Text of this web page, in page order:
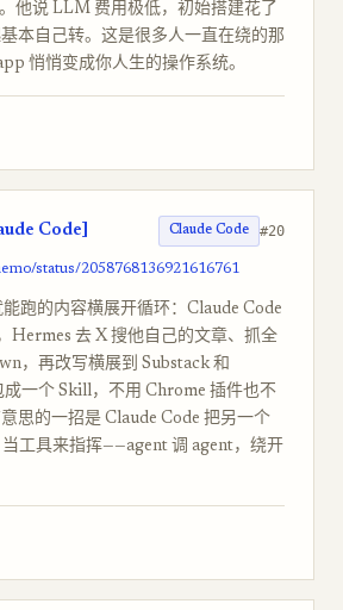
他说 LLM 费用极低，初始搭建花了
本自己转。这是很多人一直在绕的那
悄悄变成你人生的操作系统。
Code] Claude Code #20
status/2058768136921616761
跑的内容横展开循环：Claude Code
Hermes 去 X 搜他自己的文章、抓全
，再改写横展到 Substack 和
一个 Skill，不用 Chrome 插件也不
思的一招是 Claude Code 把另一个
工具来指挥——agent 调 agent，绕开